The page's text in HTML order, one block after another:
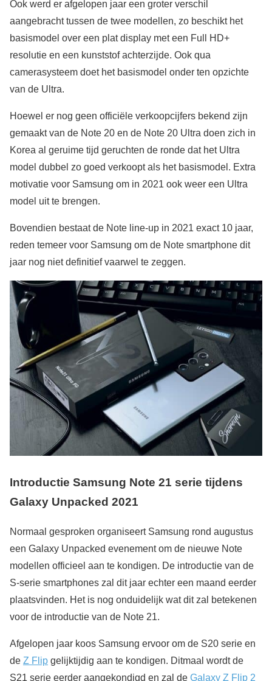
Ook werd er afgelopen jaar een groter verschil
aangebracht tussen de twee modellen, zo beschikt het
basismodel over een plat display met een Full HD+
resolutie en een kunststof achterzijde. Ook qua
camerasysteem doet het basismodel onder ten opzichte
van de Ultra.
Hoewel er nog geen officiële verkoopcijfers bekend zijn
gemaakt van de Note 20 en de Note 20 Ultra doen zich in
Korea al geruime tijd geruchten de ronde dat het Ultra
model dubbel zo goed verkoopt als het basismodel. Extra
motivatie voor Samsung om in 2021 ook weer een Ultra
model uit te brengen.
Bovendien bestaat de Note line-up in 2021 exact 10 jaar,
reden temeer voor Samsung om de Note smartphone dit
jaar nog niet definitief vaarwel te zeggen.
Introductie Samsung Note 21 serie tijdens
Galaxy Unpacked 2021
Normaal gesproken organiseert Samsung rond augustus
een Galaxy Unpacked evenement om de nieuwe Note
modellen officieel aan te kondigen. De introductie van de
S-serie smartphones zal dit jaar echter een maand eerder
plaatsvinden. Het is nog onduidelijk wat dit zal betekenen
voor de introductie van de Note 21.
Afgelopen jaar koos Samsung ervoor om de S20 serie en
de Z Flip gelijktijdig aan te kondigen. Ditmaal wordt de
S21 serie eerder aangekondigd en zal de Galaxy Z Flip 2